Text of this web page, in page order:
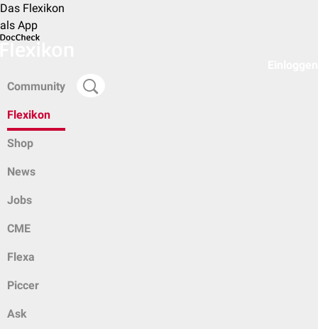
Das Flexikon
als App
Community
Flexikon
Shop
News
Jobs
CME
Flexa
Piccer
Ask